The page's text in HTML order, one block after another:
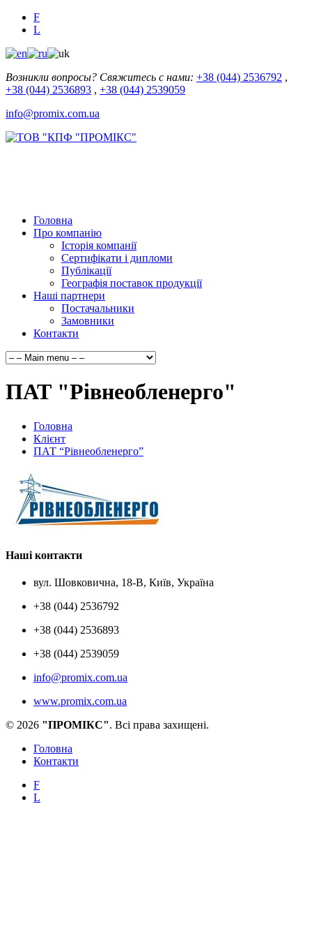
F
L
Возникли вопросы? Свяжитесь с нами: +38 (044) 2536792 ,
+38 (044) 2536893 , +38 (044) 2539059
info@promix.com.ua
Головна
Про компанію
Історія компанії
Сертифікати і дипломи
Публікації
Географія поставок продукції
Наші партнери
Постачальники
Замовники
Контакти
ПАТ "Рівнеобленерго"
Головна
Клієнт
ПАТ “Рівнеобленерго”
Наші контакти
вул. Шовковична, 18-В, Київ, Україна
+38 (044) 2536792
+38 (044) 2536893
+38 (044) 2539059
info@promix.com.ua
www.promix.com.ua
© 2026 "ПРОМІКС". Всі права захищені.
Головна
Контакти
F
L